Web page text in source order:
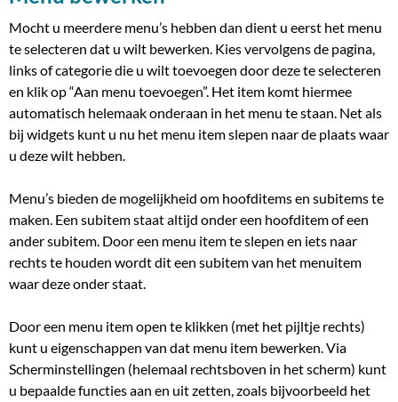
Mocht u meerdere menu’s hebben dan dient u eerst het menu
te selecteren dat u wilt bewerken. Kies vervolgens de pagina,
links of categorie die u wilt toevoegen door deze te selecteren
en klik op “Aan menu toevoegen”. Het item komt hiermee
automatisch helemaak onderaan in het menu te staan. Net als
bij widgets kunt u nu het menu item slepen naar de plaats waar
u deze wilt hebben.
Menu’s bieden de mogelijkheid om hoofditems en subitems te
maken. Een subitem staat altijd onder een hoofditem of een
ander subitem. Door een menu item te slepen en iets naar
rechts te houden wordt dit een subitem van het menuitem
waar deze onder staat.
Door een menu item open te klikken (met het pijltje rechts)
kunt u eigenschappen van dat menu item bewerken. Via
Scherminstellingen (helemaal rechtsboven in het scherm) kunt
u bepaalde functies aan en uit zetten, zoals bijvoorbeeld het